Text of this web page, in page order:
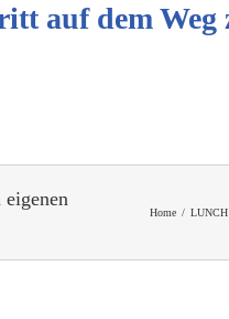
auf dem
Home /